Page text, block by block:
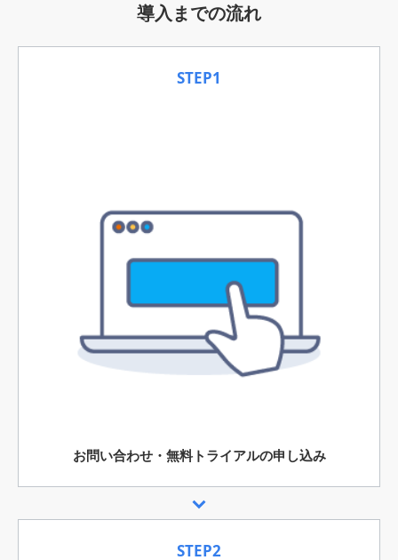
導入までの流れ
STEP1
お問い合わせ・無料トライアルの申し込み
STEP2